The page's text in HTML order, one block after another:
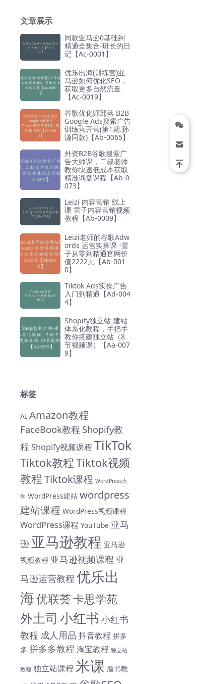
文章展示
同款亚马逊0基础到
精通全集合-班长的日
记【Ac-0001】
优乐出海(训练营)亚
马逊如何优化SEO，
获取更多自然流量
【Ac-0019】
谷歌优化师部落 B2B
Google Ads搜索广告
训练营开营(第1期.孙
谦同款)【Ab-0065】
外资B2B谷歌搜索广
告大师课，二叔老师
教你快速低成本获取
精准询盘课程【Ab-0
073】
Leizi 内容营销 线上
课 雷子内容营销视频
教程【Ab-0009】
Leizi老师的谷歌Adw
ords 运营实操课 -雷
子从零到精通官网价
值2222元【Ab-001
0】
Tiktok Ads实操广告
入门到精通【Ad-004
4】
Shopify独立站-建站
体系化教程，手把手
教你搭建独立站（8
节视频课）【Aa-007
9】
标签
AI Amazon教程
FaceBook教程 Shopify教
程 Shopify视频课程 TikTok
Tiktok教程Tiktok视频
教程Tiktok课程 WordPress大
学 WordPress建站 wordpress
建站课程 WordPress视频课程
WordPress课程 YouTube 亚马
逊 亚马逊教程 亚马逊
视频教程 亚马逊视频课程 亚
马逊运营教程 优乐出
海优联荟卡思学苑
外土司 小红书 小红书
教程 成人用品 抖音教程 拼多
多 拼多多教程 淘宝教程 独立站
教程 独立站课程 米课 脸书教